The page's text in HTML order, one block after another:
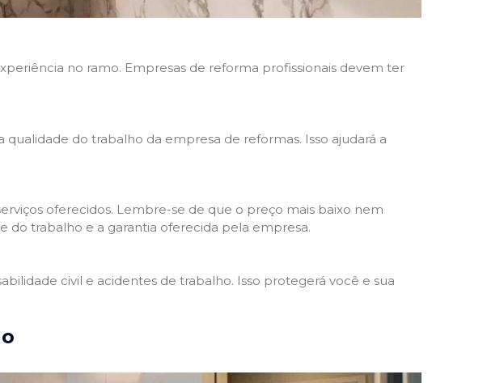
no ramo. Empresas de reforma profissionais devem ter
do trabalho da empresa de reformas. Isso ajudará a
oferecidos. Lembre-se de que o preço mais baixo nem
do trabalho e a garantia oferecida pela empresa.
civil e acidentes de trabalho. Isso protegerá você e sua